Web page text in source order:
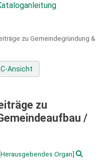
zu Gemeindegründung &
Ansicht
zu
/
[Herausgebendes Organ]